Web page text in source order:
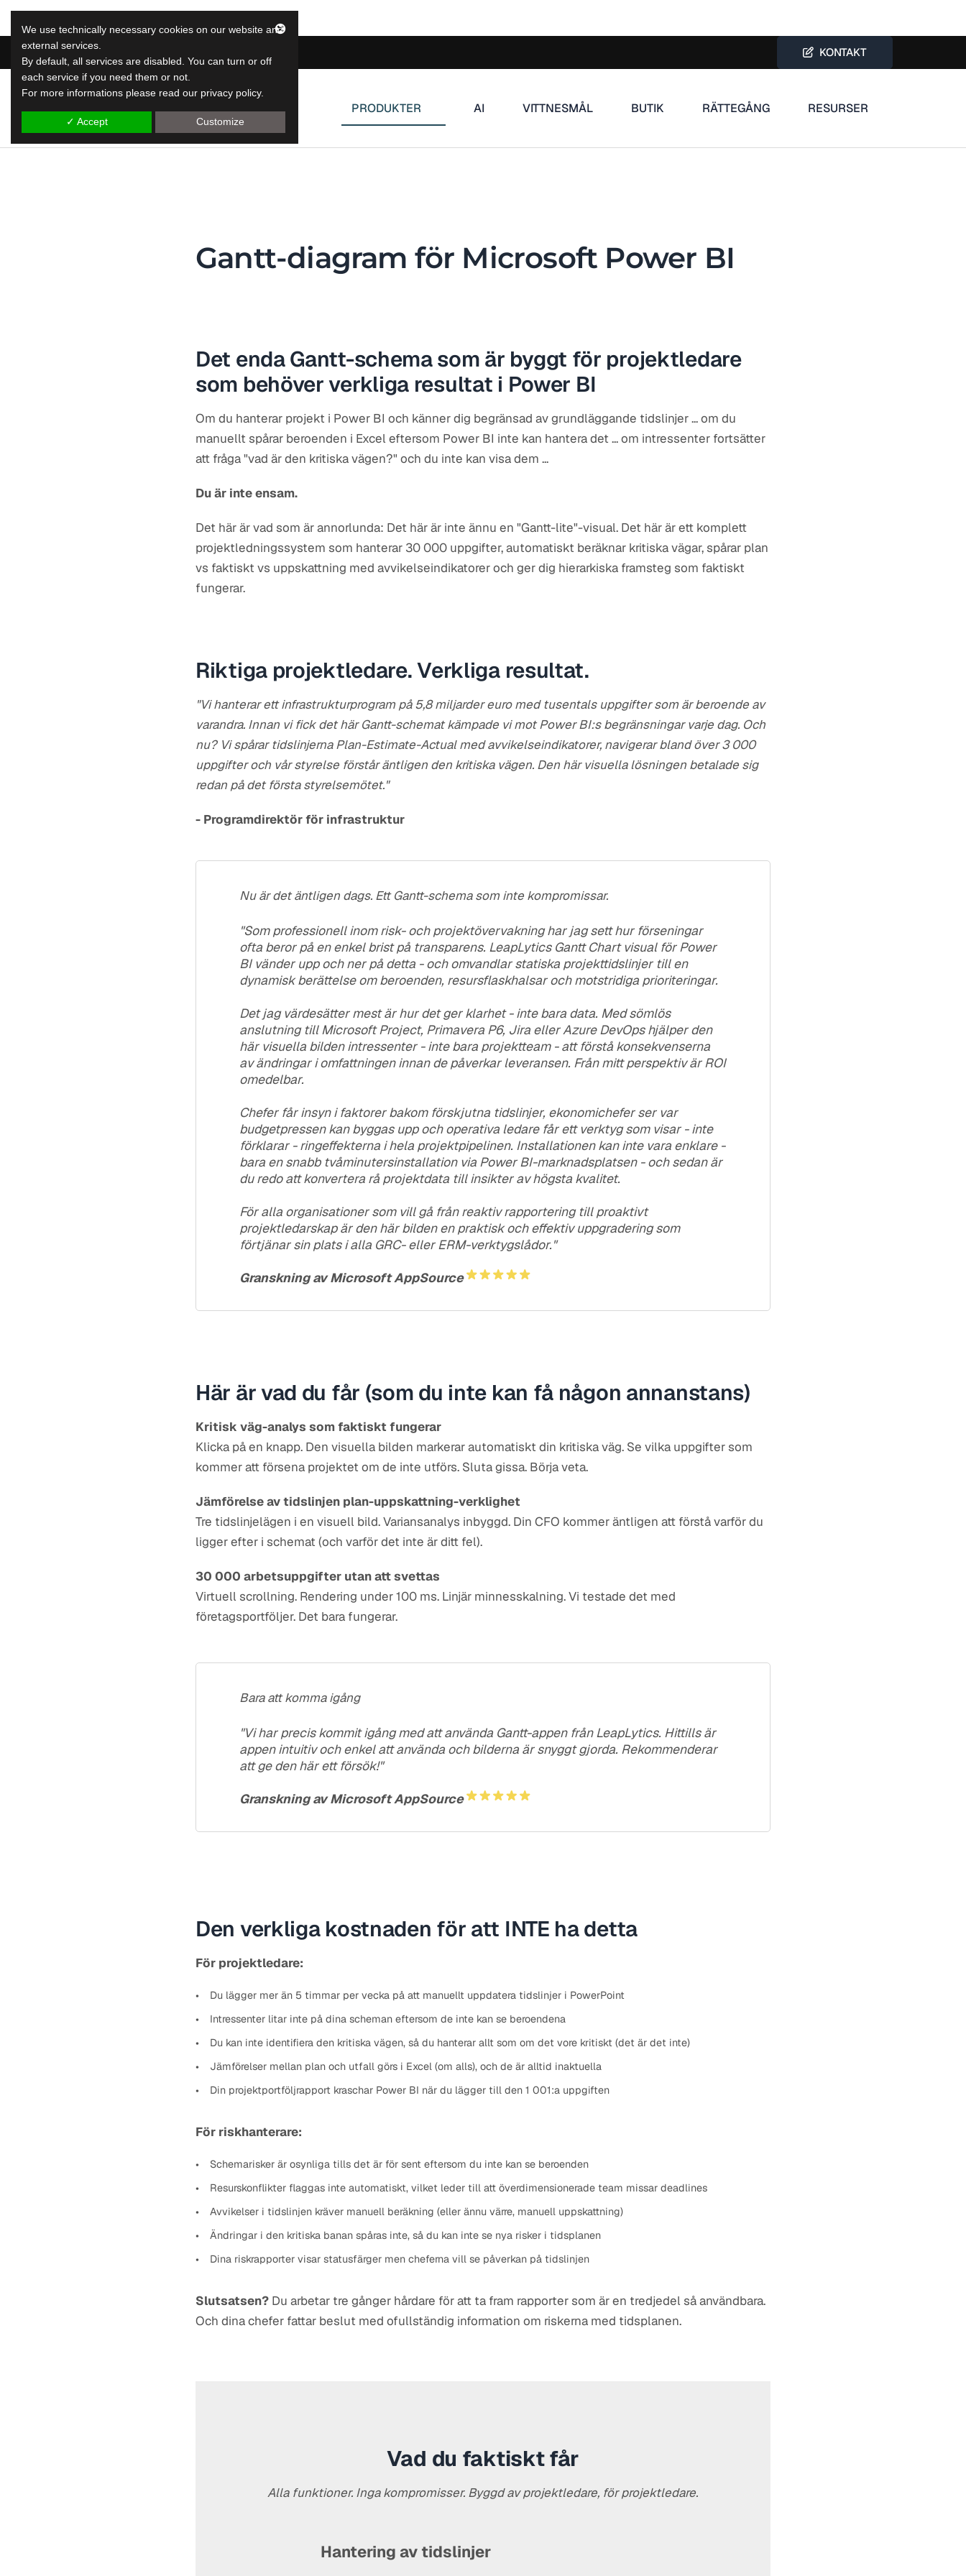
KONTAKT
LeapLytics
leap rapporteringslösningar
TJÄNSTER PRODUKTER AI VITTNESMÅL BUTIK RÄTTEGÅNG RESURSER
Gantt-diagram för Microsoft Power BI
Det enda Gantt-schema som är byggt för projektledare
som behöver verkliga resultat i Power BI
Om du hanterar projekt i Power BI och känner dig begränsad av grundläggande tidslinjer ... om du
manuellt spårar beroenden i Excel eftersom Power BI inte kan hantera det ... om intressenter fortsätter
att fråga "vad är den kritiska vägen?" och du inte kan visa dem ...
Du är inte ensam.
Det här är vad som är annorlunda: Det här är inte ännu en "Gantt-lite"-visual. Det här är ett komplett
projektledningssystem som hanterar 30 000 uppgifter, automatiskt beräknar kritiska vägar, spårar plan
vs faktiskt vs uppskattning med avvikelseindikatorer och ger dig hierarkiska framsteg som faktiskt
fungerar.
Riktiga projektledare. Verkliga resultat.
"Vi hanterar ett infrastrukturprogram på 5,8 miljarder euro med tusentals uppgifter som är beroende av
varandra. Innan vi fick det här Gantt-schemat kämpade vi mot Power BI:s begränsningar varje dag. Och
nu? Vi spårar tidslinjerna Plan-Estimate-Actual med avvikelseindikatorer, navigerar bland över 3 000
uppgifter och vår styrelse förstår äntligen den kritiska vägen. Den här visuella lösningen betalade sig
redan på det första styrelsemötet."
- Programdirektör för infrastruktur
Nu är det äntligen dags. Ett Gantt-schema som inte kompromissar.
"Som professionell inom risk- och projektövervakning har jag sett hur förseningar
ofta beror på en enkel brist på transparens. LeapLytics Gantt Chart visual för Power
BI vänder upp och ner på detta - och omvandlar statiska projekttidslinjer till en
dynamisk berättelse om beroenden, resursflaskhalsar och motstridiga prioriteringar.
Det jag värdesätter mest är hur det ger klarhet - inte bara data. Med sömlös
anslutning till Microsoft Project, Primavera P6, Jira eller Azure DevOps hjälper den
här visuella bilden intressenter - inte bara projektteam - att förstå konsekvenserna
av ändringar i omfattningen innan de påverkar leveransen. Från mitt perspektiv är ROI
omedelbar.
Chefer får insyn i faktorer bakom förskjutna tidslinjer, ekonomichefer ser var
budgetpressen kan byggas upp och operativa ledare får ett verktyg som visar - inte
förklarar - ringeffekterna i hela projektpipelinen. Installationen kan inte vara enklare -
bara en snabb tvåminutersinstallation via Power BI-marknadsplatsen - och sedan är
du redo att konvertera rå projektdata till insikter av högsta kvalitet.
För alla organisationer som vill gå från reaktiv rapportering till proaktivt
projektledarskap är den här bilden en praktisk och effektiv uppgradering som
förtjänar sin plats i alla GRC- eller ERM-verktygslådor."
Granskning av Microsoft AppSource
Här är vad du får (som du inte kan få någon annanstans)
Kritisk väg-analys som faktiskt fungerar
Klicka på en knapp. Den visuella bilden markerar automatiskt din kritiska väg. Se vilka uppgifter som
kommer att försena projektet om de inte utförs. Sluta gissa. Börja veta.
Jämförelse av tidslinjen plan-uppskattning-verklighet
Tre tidslinjelägen i en visuell bild. Variansanalys inbyggd. Din CFO kommer äntligen att förstå varför du
ligger efter i schemat (och varför det inte är ditt fel).
30 000 arbetsuppgifter utan att svettas
Virtuell scrollning. Rendering under 100 ms. Linjär minnesskalning. Vi testade det med
företagsportföljer. Det bara fungerar.
Bara att komma igång
"Vi har precis kommit igång med att använda Gantt-appen från LeapLytics. Hittills är
appen intuitiv och enkel att använda och bilderna är snyggt gjorda. Rekommenderar
att ge den här ett försök!"
Granskning av Microsoft AppSource
Den verkliga kostnaden för att INTE ha detta
För projektledare:
Du lägger mer än 5 timmar per vecka på att manuellt uppdatera tidslinjer i PowerPoint
Intressenter litar inte på dina scheman eftersom de inte kan se beroendena
Du kan inte identifiera den kritiska vägen, så du hanterar allt som om det vore kritiskt (det är det inte)
Jämförelser mellan plan och utfall görs i Excel (om alls), och de är alltid inaktuella
Din projektportföljrapport kraschar Power BI när du lägger till den 1 001:a uppgiften
För riskhanterare:
Schemarisker är osynliga tills det är för sent eftersom du inte kan se beroenden
Resurskonflikter flaggas inte automatiskt, vilket leder till att överdimensionerade team missar deadlines
Avvikelser i tidslinjen kräver manuell beräkning (eller ännu värre, manuell uppskattning)
Ändringar i den kritiska banan spåras inte, så du kan inte se nya risker i tidsplanen
Dina riskrapporter visar statusfärger men cheferna vill se påverkan på tidslinjen
Slutsatsen? Du arbetar tre gånger hårdare för att ta fram rapporter som är en tredjedel så användbara.
Och dina chefer fattar beslut med ofullständig information om riskerna med tidsplanen.
Vad du faktiskt får
Alla funktioner. Inga kompromisser. Byggd av projektledare, för projektledare.
Hantering av tidslinjer
We use technically necessary cookies on our website and
external services.
By default, all services are disabled. You can turn or off
each service if you need them or not.
For more informations please read our privacy policy.
✓ Accept Customize